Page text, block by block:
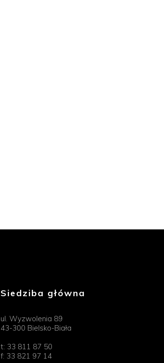
Siedziba główna
ul. Wyzwolenia 89
43-300 Bielsko-Biała
t: 33 811 87 50
f: 33 821 97 14